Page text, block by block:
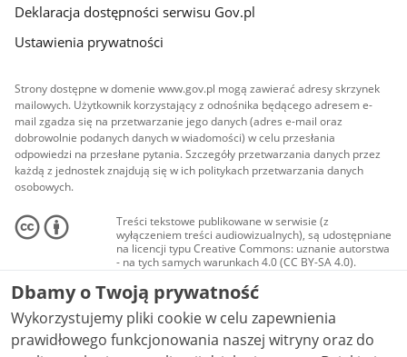
Deklaracja dostępności serwisu Gov.pl
Ustawienia prywatności
Strony dostępne w domenie www.gov.pl mogą zawierać adresy skrzynek
mailowych. Użytkownik korzystający z odnośnika będącego adresem e-
mail zgadza się na przetwarzanie jego danych (adres e-mail oraz
dobrowolnie podanych danych w wiadomości) w celu przesłania
odpowiedzi na przesłane pytania. Szczegóły przetwarzania danych przez
każdą z jednostek znajdują się w ich politykach przetwarzania danych
osobowych.
Treści tekstowe publikowane w serwisie (z
wyłączeniem treści audiowizualnych), są udostępniane
na licencji typu Creative Commons: uznanie autorstwa
- na tych samych warunkach 4.0 (CC BY-SA 4.0).
Materiały audiowizualne, w tym zdjęcia, materiały
audio i wideo, są udostępniane na licencji typu
Creative Commons: uznanie autorstwa użycie
niekomercyjne - bez utworów zależnych 4.0 (CC BY-
NC-ND 4.0), o ile nie jest to stwierdzone inaczej.
Dbamy o Twoją prywatność
Wykorzystujemy pliki cookie w celu zapewnienia
prawidłowego funkcjonowania naszej witryny oraz do